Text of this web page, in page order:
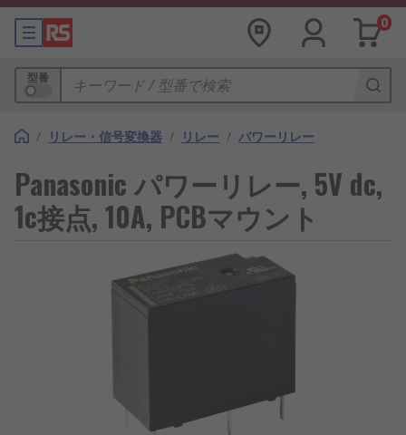
0
型番
/ リレー・信号変換器 / リレー / パワーリレー
Panasonic パワーリレー, 5V dc,
1c接点, 10A, PCBマウント